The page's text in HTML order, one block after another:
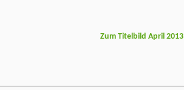
Zum Titelbild April 2013